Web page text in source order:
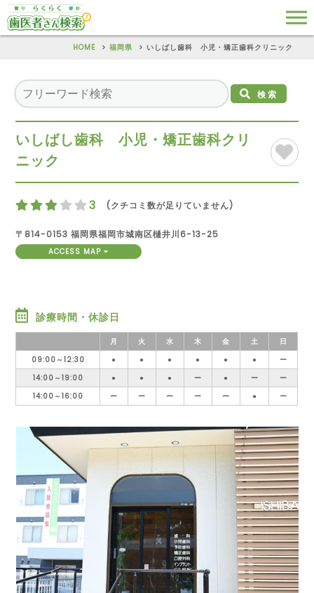
HOME 福岡県 いしばし歯科 小児・矯正歯科クリニック
検索
いしばし歯科 小児・矯正歯科クリ
ニック
3 (クチコミ数が足りていません)
〒814-0153 福岡県福岡市城南区樋井川6-13-25
ACCESS MAP
診療時間・休診日
月 火 水 木 金 土
日
09:00～12:30
● ● ● ● ● ●
ー
14:00～19:00
● ● ● ー ● ー
ー
14:00～16:00
ー ー ー ー ー ● ー